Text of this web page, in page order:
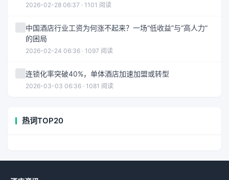
2026-02-28 06:37 · 1101 阅读
中国酒店行业工资为何涨不起来？一场“低收益”与“高人力”
的困局
2026-02-24 06:36 · 1097 阅读
连锁化率突破40%，单体酒店加速加盟或转型
2026-03-03 06:36 · 1081 阅读
热词TOP20